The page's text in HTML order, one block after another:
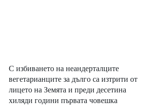
С избиването на неандерталците
вегетарианците за дълго са изтрити от
лицето на Земята и преди десетина
хиляди години първата човешка